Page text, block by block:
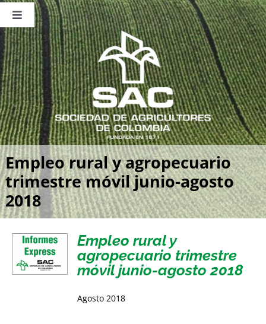
Saltar
contenido
Toggle
Navigation
Nosotros
Publicaciones
Sala de Prensa
Eventos
Empleo rural y agropecuario
trimestre móvil junio-agosto
2018
Empleo rural y
agropecuario trimestre
móvil junio-agosto 2018
Agosto 2018